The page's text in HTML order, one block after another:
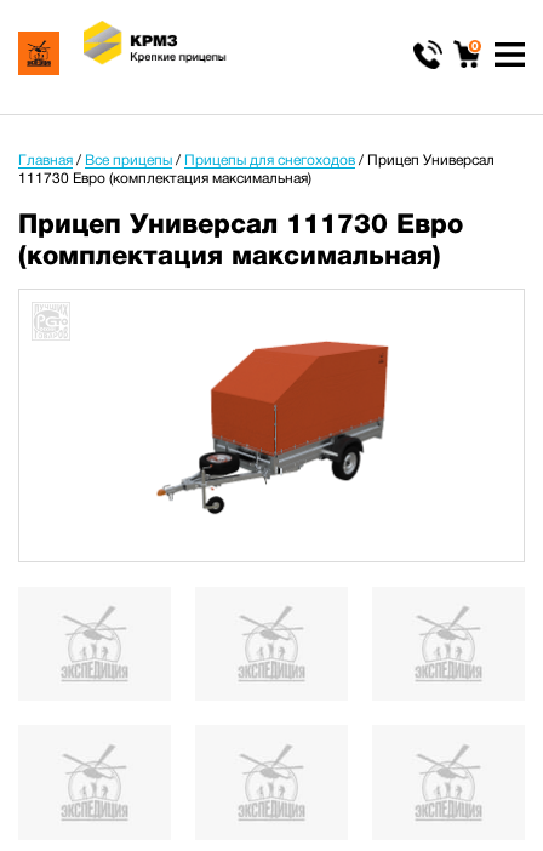
0
Главная / Все прицепы / Прицепы для снегоходов / Прицеп Универсал
111730 Евро (комплектация максимальная)
Прицеп Универсал 111730 Евро
(комплектация максимальная)